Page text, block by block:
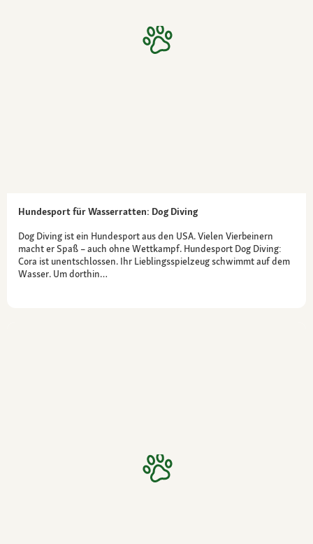
Hundesport für Wasserratten: Dog Diving
Dog Diving ist ein Hundesport aus den USA. Vielen Vierbeinern
macht er Spaß – auch ohne Wettkampf. Hundesport Dog Diving:
Cora ist unentschlossen. Ihr Lieblingsspielzeug schwimmt auf dem
Wasser. Um dorthin…